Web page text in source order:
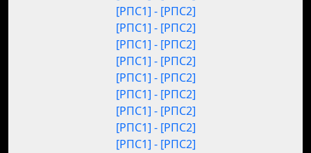
[РПС1] - [РПС2]
[РПС1] - [РПС2]
[РПС1] - [РПС2]
[РПС1] - [РПС2]
[РПС1] - [РПС2]
[РПС1] - [РПС2]
[РПС1] - [РПС2]
[РПС1] - [РПС2]
[РПС1] - [РПС2]